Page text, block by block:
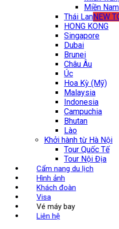
Miền Nam
Thái LanNEW
HONG KONG
Singapore
Dubai
Brunei
Châu Âu
Úc
Hoa Kỳ (Mỹ)
Malaysia
Indonesia
Campuchia
Bhutan
Lào
Khởi hành từ Hà Nội
Tour Quốc Tế
Tour Nội Địa
Cẩm nang du lịch
Hình ảnh
Khách đoàn
Visa
Vé máy bay
Liên hệ